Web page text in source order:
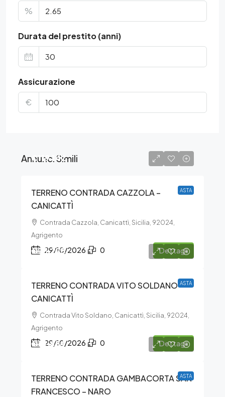
%
Durata del prestito (anni)
Assicurazione
€
Annunci Simili
ASTA
€119.142
TERRENO CONTRADA CAZZOLA –
CANICATTÌ
Contrada Cazzola, Canicattì, Sicilia, 92024,
Agrigento
29/10/2026 0 Dettagli
ASTA
€95.273
TERRENO CONTRADA VITO SOLDANO –
CANICATTÌ
Contrada Vito Soldano, Canicattì, Sicilia, 92024,
Agrigento
29/10/2026 0 Dettagli
ASTA
€14.684
TERRENO CONTRADA GAMBACORTA SAN
FRANCESCO – NARO